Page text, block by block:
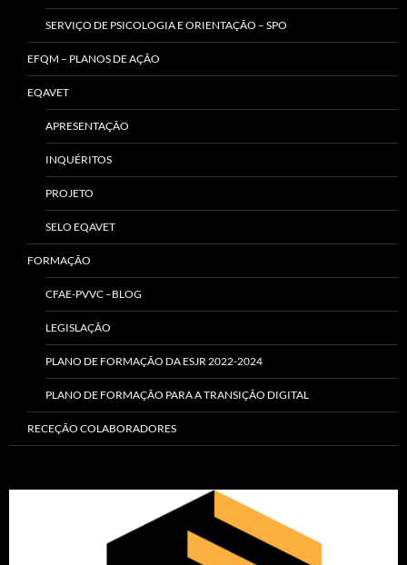
SERVIÇO DE PSICOLOGIA E ORIENTAÇÃO – SPO
EFQM – PLANOS DE AÇÃO
EQAVET
APRESENTAÇÃO
INQUÉRITOS
PROJETO
SELO EQAVET
FORMAÇÃO
CFAE-PVVC –BLOG
LEGISLAÇÃO
PLANO DE FORMAÇÃO DA ESJR 2022-2024
PLANO DE FORMAÇÃO PARA A TRANSIÇÃO DIGITAL
RECEÇÃO COLABORADORES